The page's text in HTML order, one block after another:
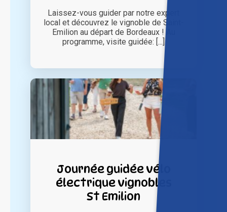
Laissez-vous guider par notre expert
local et découvrez le vignoble de Saint-
Emilion au départ de Bordeaux ! Au
programme, visite guidée: [...]
Journée guidée vélo
électrique vignobles
St Emilion